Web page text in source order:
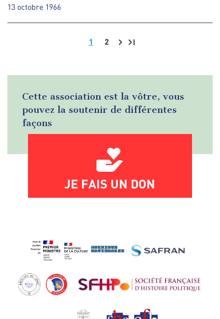
13 octobre 1966
1 2
Cette association est la vôtre, vous
pouvez la soutenir de différentes
façons
JE FAIS UN DON